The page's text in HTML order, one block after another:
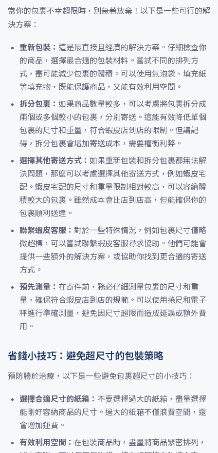
當你的包裹不幸超限時，別急著放棄！以下是一些可行的解
決方案：
重新包裝： 這是最直接且經濟的解決方案。仔細檢查你
的商品，選擇最合適的包裝材料。嘗試不同的排列方
式，盡可能減少包裹的體積。可以使用氣泡袋、填充紙
等填充物，既能保護商品，又能有效利用空間。
拆分包裹： 如果商品數量較多，可以考慮將包裹拆分成
兩個或多個較小的包裹，分別寄送。這能有效降低單個
包裹的尺寸和重量，符合蝦皮店到店的限制。但請記
得，拆分包裹會增加寄送成本，需要權衡利弊。
選擇其他寄送方式： 如果重新包裝和拆分包裹都無法解
決問題，那麼可以考慮選擇其他寄送方式，例如蝦皮宅
配。蝦皮宅配的尺寸和重量限制相對較高，可以容納體
積較大的包裹。雖然成本會比店到店高，但能確保你的
包裹順利送達。
聯繫蝦皮客服： 對於一些特殊情況，例如包裹尺寸僅略
微超標，可以嘗試聯繫蝦皮客服尋求協助。他們可能會
提供一些額外的解決方案，或協助你找到更合適的寄送
方式。
預先測量： 在寄件前，務必仔細測量包裹的尺寸和重
量，確保符合蝦皮店到店的規範。可以使用捲尺和電子
秤進行準確測量，避免因尺寸超限而造成延誤或額外費
用。
省錢小技巧：避免超尺寸的包裝策略
預防勝於治療，以下是一些避免包裹超尺寸的小技巧：
選擇合適尺寸的紙箱： 不要選擇過大的紙箱，盡量選擇
能剛好容納商品的尺寸。過大的紙箱不僅浪費空間，還
會增加運費。
有效利用空間： 在包裝商品時，盡量將商品緊密排列，